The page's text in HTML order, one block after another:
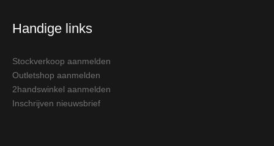
Handige links
Stockverkoop aanmelden
Outletshop aanmelden
2handswinkel aanmelden
Inschrijven nieuwsbrief